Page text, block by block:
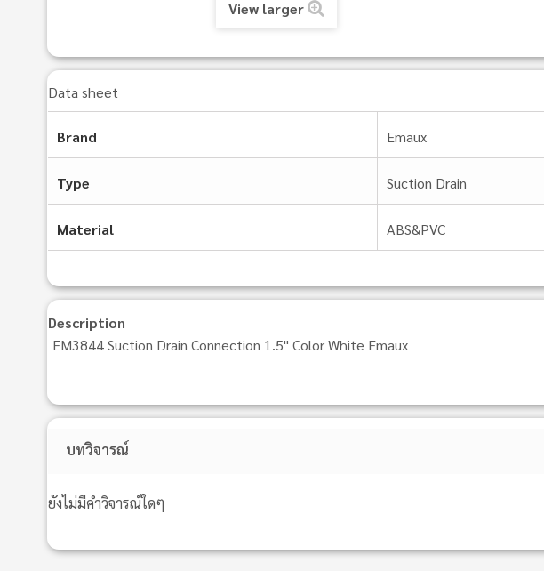
View larger
Data sheet
Brand Emaux
Type Suction Drain
Material ABS&PVC
Description
EM3844 Suction Drain Connection 1.5" Color White Emaux
บทวิจารณ์
ยังไม่มีคำวิจารณ์ใดๆ